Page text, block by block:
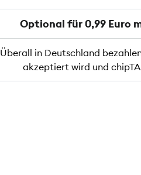
Optional für 0,99 Euro
Überall in Deutschland
akzeptiert wird und